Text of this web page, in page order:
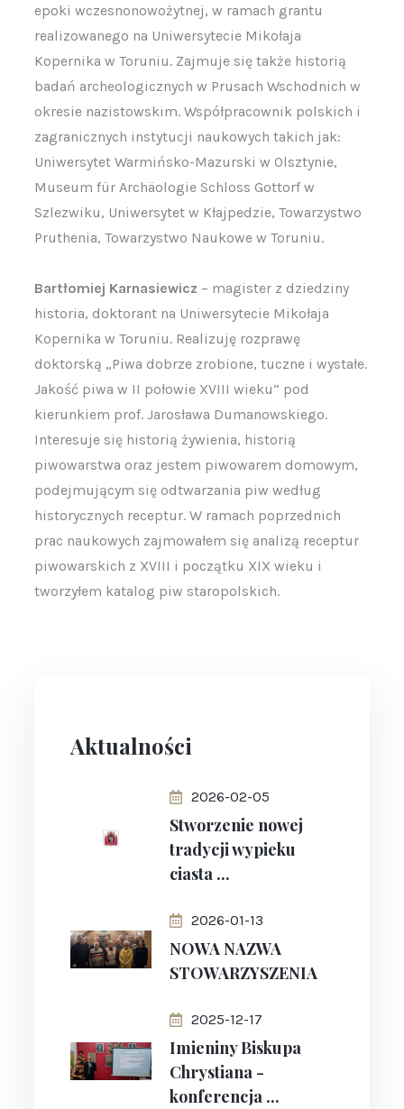
epoki wczesnonowożytnej, w ramach grantu
realizowanego na Uniwersytecie Mikołaja
Kopernika w Toruniu. Zajmuje się także historią
badań archeologicznych w Prusach Wschodnich w
okresie nazistowskim. Współpracownik polskich i
zagranicznych instytucji naukowych takich jak:
Uniwersytet Warmińsko-Mazurski w Olsztynie,
Museum für Archäologie Schloss Gottorf w
Szlezwiku, Uniwersytet w Kłajpedzie, Towarzystwo
Pruthenia, Towarzystwo Naukowe w Toruniu.
Bartłomiej Karnasiewicz – magister z dziedziny
historia, doktorant na Uniwersytecie Mikołaja
Kopernika w Toruniu. Realizuję rozprawę
doktorską „Piwa dobrze zrobione, tuczne i wystałe.
Jakość piwa w II połowie XVIII wieku” pod
kierunkiem prof. Jarosława Dumanowskiego.
Interesuje się historią żywienia, historią
piwowarstwa oraz jestem piwowarem domowym,
podejmującym się odtwarzania piw według
historycznych receptur. W ramach poprzednich
prac naukowych zajmowałem się analizą receptur
piwowarskich z XVIII i początku XIX wieku i
tworzyłem katalog piw staropolskich.
Aktualności
2026-02-05
Stworzenie nowej
tradycji wypieku
ciasta ...
2026-01-13
NOWA NAZWA
STOWARZYSZENIA
2025-12-17
Imieniny Biskupa
Chrystiana -
konferencja ...